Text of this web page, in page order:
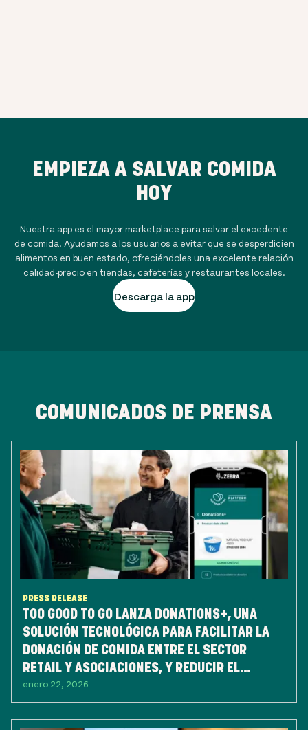
EMPIEZA A SALVAR COMIDA
HOY
Nuestra app es el mayor marketplace para salvar el excedente
de comida. Ayudamos a los usuarios a evitar que se desperdicien
alimentos en buen estado, ofreciéndoles una excelente relación
calidad-precio en tiendas, cafeterías y restaurantes locales.
Descarga la app
COMUNICADOS DE PRENSA
PRESS RELEASE
TOO GOOD TO GO LANZA DONATIONS+, UNA
SOLUCIÓN TECNOLÓGICA PARA FACILITAR LA
DONACIÓN DE COMIDA ENTRE EL SECTOR
RETAIL Y ASOCIACIONES, Y REDUCIR EL
DESPERDICIO DE ALIMENTOS
enero 22, 2026